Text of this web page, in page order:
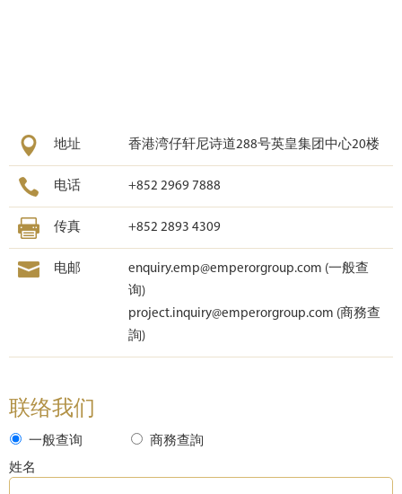
地址 香港湾仔轩尼诗道288号英皇集团中心20楼
电话 +852 2969 7888
传真 +852 2893 4309
电邮 enquiry.emp@emperorgroup.com (一般查
询)
project.inquiry@emperorgroup.com (商務查
詢)
联络我们
一般查询
商務查詢
姓名